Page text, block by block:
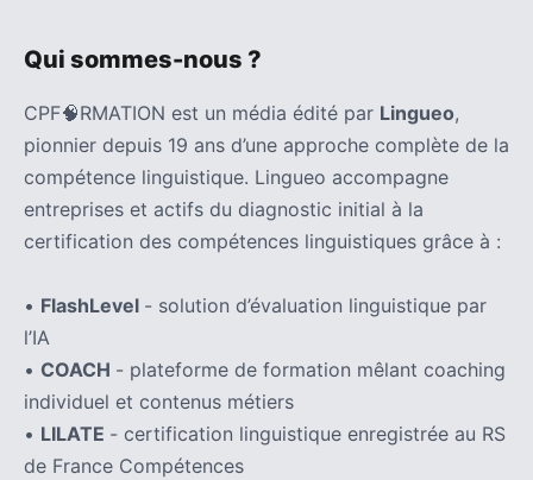
Qui sommes-nous ?
CPF🧠RMATION est un média édité par Lingueo,
pionnier depuis 19 ans d’une approche complète de la
compétence linguistique. Lingueo accompagne
entreprises et actifs du diagnostic initial à la
certification des compétences linguistiques grâce à :
• FlashLevel - solution d’évaluation linguistique par
l’IA
• COACH - plateforme de formation mêlant coaching
individuel et contenus métiers
• LILATE - certification linguistique enregistrée au RS
de France Compétences